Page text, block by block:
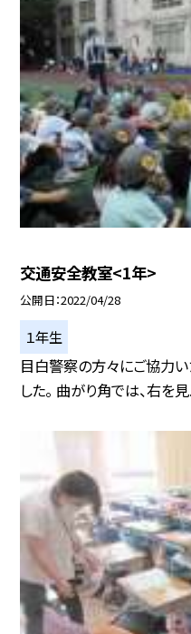
交通安全教室<1年>
公開日 2022/04/28
１年生
目白警察の方々にご協力
した。 曲がり角では、右を